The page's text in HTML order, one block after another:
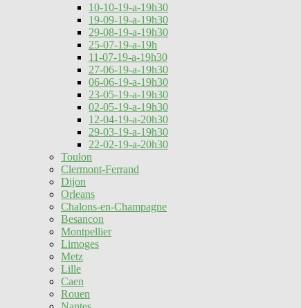
10-10-19-a-19h30
19-09-19-a-19h30
29-08-19-a-19h30
25-07-19-a-19h
11-07-19-a-19h30
27-06-19-a-19h30
06-06-19-a-19h30
23-05-19-a-19h30
02-05-19-a-19h30
12-04-19-a-20h30
29-03-19-a-19h30
22-02-19-a-20h30
Toulon
Clermont-Ferrand
Dijon
Orleans
Chalons-en-Champagne
Besancon
Montpellier
Limoges
Metz
Lille
Caen
Rouen